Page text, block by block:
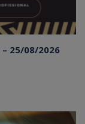
25/08/2026